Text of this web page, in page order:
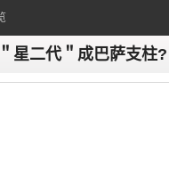
星二代＂成巴萨支柱?